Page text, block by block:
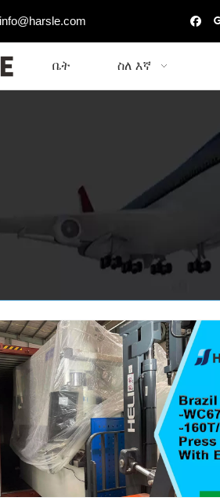
info@harsle.com
ቤት ስለ እኛ